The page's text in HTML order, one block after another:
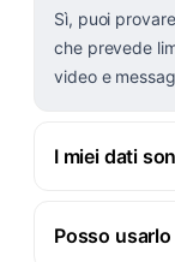
Sì, puoi
che prevede
video e
I miei dati
Posso